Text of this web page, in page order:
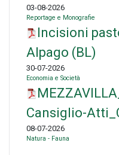
03-08-2026
Reportage e Monografie
Incisioni
Alpago (BL)
30-07-2026
Economia e Società
Cansiglio-
08-07-2026
Natura - Fauna